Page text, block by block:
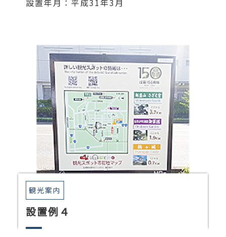
設置例４
観光案内